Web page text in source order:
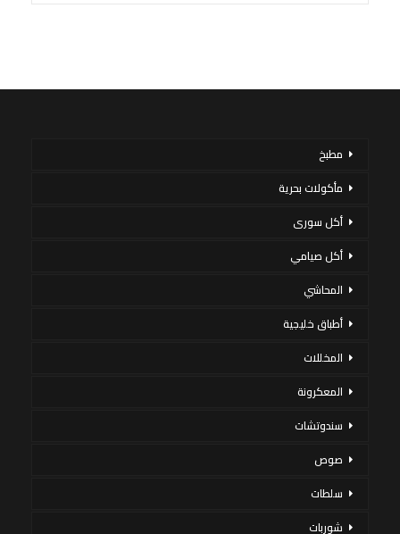
مطبخ
مأكولات بحرية
أكل سورى
أكل صيامي
المحاشي
أطباق خليجية
المخللات
المعكرونة
سندوتشات
صوص
سلطات
شوربات